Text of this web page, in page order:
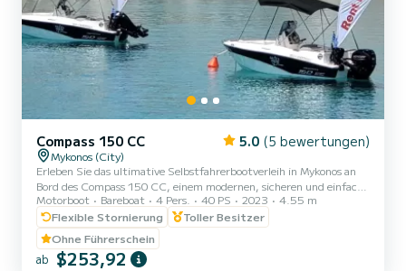
Compass 150 CC 5.0 (5 bewertungen)
Mykonos (City)
Erleben Sie das ultimative Selbstfahrerbootverleih in Mykonos an
Bord des Compass 150 CC, einem modernen, sicheren und einfach
zu handhabenden kleinen Boot ohne Lizenz. Perfekt für private
Bootsausflüge, Familienbootabenteuer, romantische Ausflüge und
All-Inclusive-Tageskreuzfahrten zur Südküste von Mykonos,
Dragonisi, Rhenia und Delos Island. Unser Compass 150 CC
ermöglicht es Ihnen, diese atemberaubenden Orte in Ihrem eigenen
Motorboot Bareboat 4 Pers. 40 PS 2023
4.55 m
Flexible Stornierung
Toller Besitzer
Ohne Führerschein
ab $253,92